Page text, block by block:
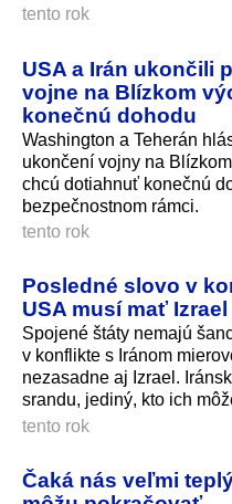
tento rok
USA a Irán ukončili
vojne na Blízkom
konečnú dohodu
Washington a Teherán
ukončení vojny na
chcú dotiahnuť konečnú
bezpečnostnom rám­ci.
tento rok
Posledné slovo v
USA musí mať
Spojené štáty nemajú
v konflikte s Iránom
nezasadne aj Izrael.
srandu, jediný, kto ich
tento rok
Čaká nás veľmi